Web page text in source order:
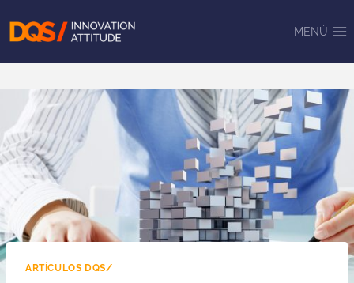
MENÚ
ARTÍCULOS DQS/